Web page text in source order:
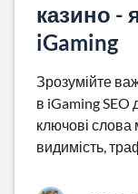
казино -
iGaming
Зрозумійте
в iGaming SEO
ключові
видимість,